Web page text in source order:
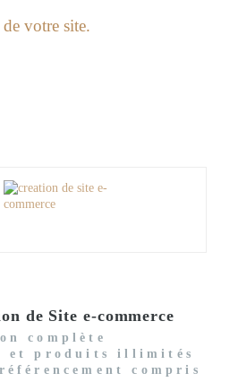
votre site.
de Site e-commerce
complète
et produits illimités
compris